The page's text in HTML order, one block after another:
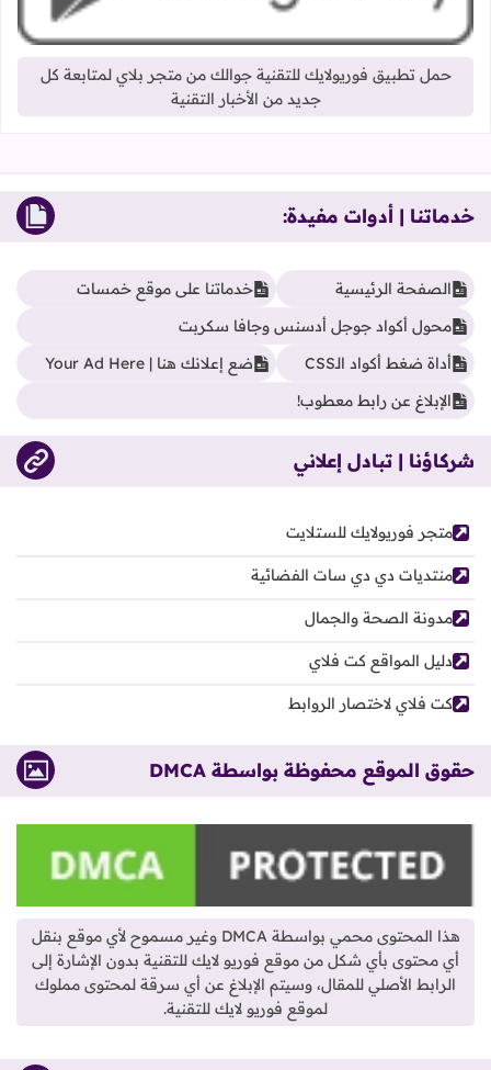
حمل تطبيق فوريولايك للتقنية جوالك من متجر بلاي لمتابعة كل
جديد من الأخبار التقنية
خدماتنا | أدوات مفيدة:
الصفحة الرئيسية
خدماتنا على موقع خمسات
محول أكواد جوجل أدسنس وجافا سكربت
أداة ضغط أكواد الـCSS
ضع إعلانك هنا | Your Ad Here
الإبلاغ عن رابط معطوب!
شركاؤنا | تبادل إعلاني
متجر فوريولايك للستلايت
منتديات دي دي سات الفضائية
مدونة الصحة والجمال
دليل المواقع كت فلاي
كت فلاي لاختصار الروابط
حقوق الموقع محفوظة بواسطة DMCA
هذا المحتوى محمي بواسطة DMCA وغير مسموح لأي موقع بنقل
أي محتوى بأي شكل من موقع فوريو لايك للتقنية بدون الإشارة إلى
الرابط الأصلي للمقال، وسيتم الإبلاغ عن أي سرقة لمحتوى مملوك
لموقع فوريو لايك للتقنية.